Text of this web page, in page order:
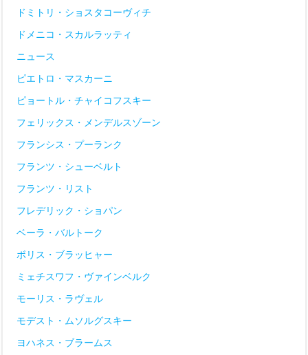
ドミトリ・ショスタコーヴィチ
ドメニコ・スカルラッティ
ニュース
ピエトロ・マスカーニ
ピョートル・チャイコフスキー
フェリックス・メンデルスゾーン
フランシス・プーランク
フランツ・シューベルト
フランツ・リスト
フレデリック・ショパン
ベーラ・バルトーク
ボリス・ブラッヒャー
ミェチスワフ・ヴァインベルク
モーリス・ラヴェル
モデスト・ムソルグスキー
ヨハネス・ブラームス